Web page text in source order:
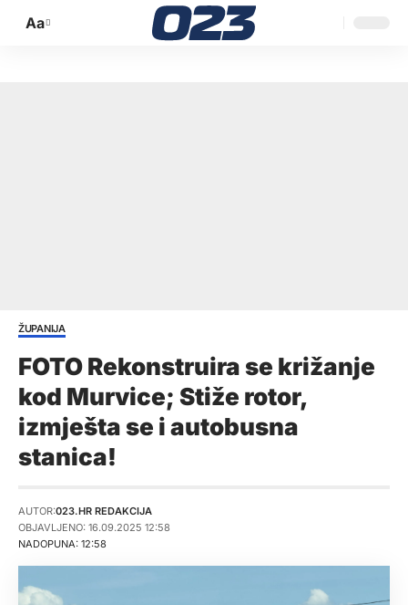
Promijeni
Aa
ŽUPANIJA
FOTO Rekonstruira se križanje
kod Murvice; Stiže rotor,
izmješta se i autobusna
stanica!
NADOPUNA: 12:58
AUTOR:023.HR REDAKCIJA
OBJAVLJENO: 16.09.2025 12:58